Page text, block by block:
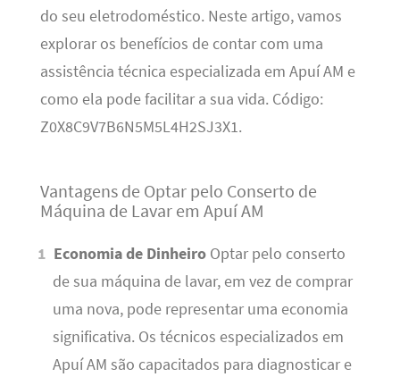
do seu eletrodoméstico. Neste artigo, vamos
explorar os benefícios de contar com uma
assistência técnica especializada em Apuí AM e
como ela pode facilitar a sua vida. Código:
Z0X8C9V7B6N5M5L4H2SJ3X1.
Vantagens de Optar pelo Conserto de
Máquina de Lavar em Apuí AM
Economia de Dinheiro Optar pelo conserto
de sua máquina de lavar, em vez de comprar
uma nova, pode representar uma economia
significativa. Os técnicos especializados em
Apuí AM são capacitados para diagnosticar e